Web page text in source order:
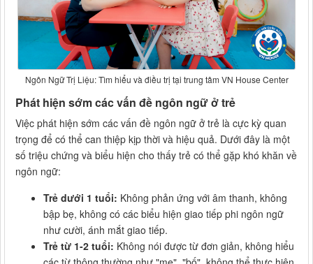
Ngôn Ngữ Trị Liệu: Tìm hiểu và điều trị tại trung tâm VN House Center
Phát hiện sớm các vấn đề ngôn ngữ ở trẻ
Việc phát hiện sớm các vấn đề ngôn ngữ ở trẻ là cực kỳ quan
trọng để có thể can thiệp kịp thời và hiệu quả. Dưới đây là một
số triệu chứng và biểu hiện cho thấy trẻ có thể gặp khó khăn về
ngôn ngữ:
Trẻ dưới 1 tuổi: Không phản ứng với âm thanh, không
bập bẹ, không có các biểu hiện giao tiếp phi ngôn ngữ
như cười, ánh mắt giao tiếp.
Trẻ từ 1-2 tuổi: Không nói được từ đơn giản, không hiểu